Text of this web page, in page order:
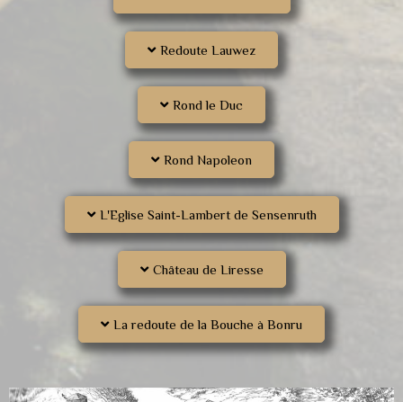
Redoute Lauwez
Rond le Duc
Rond Napoleon
L'Eglise Saint-Lambert de Sensenruth
Château de Liresse
La redoute de la Bouche à Bonru